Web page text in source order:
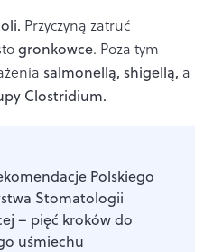
Przyczyną zatruć
gronkowce. Poza tym
salmonellą, shigellą, a
Clostridium.
Polskiego
Stomatologii
– pięć kroków do
uśmiechu